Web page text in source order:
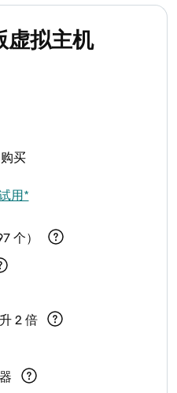
虚拟主机
买
用*
个）
2 倍